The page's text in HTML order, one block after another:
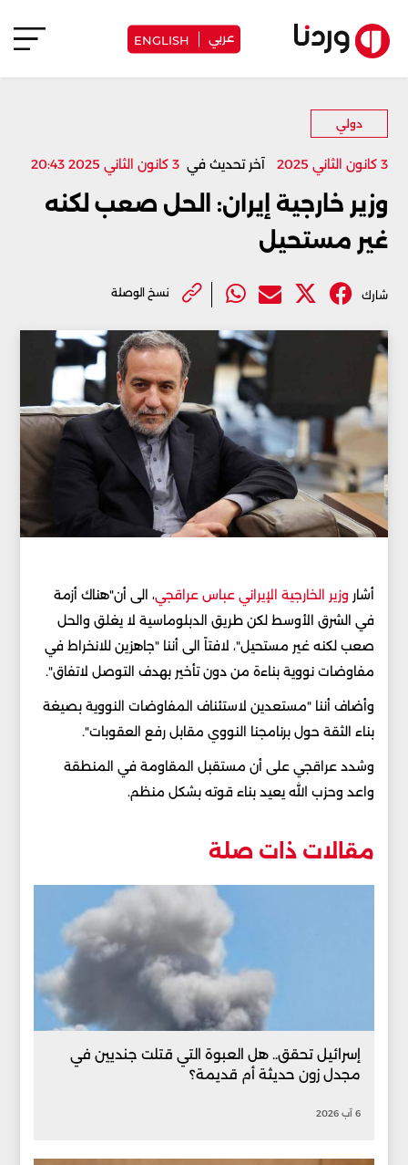
عربي ENGLISH
دولي
3 كانون الثاني 2025 آخر تحديث في 3 كانون الثاني 2025 20:43
وزير خارجية إيران: الحل صعب لكنه
غير مستحيل
شارك نسخ الوصلة
أشار وزير الخارجية الإيراني عباس عراقجي، الى أن"هناك أزمة
في الشرق الأوسط لكن طريق الدبلوماسية لا يغلق والحل
صعب لكنه غير مستحيل"، لافتاً الى أننا "جاهزين للانخراط في
مفاوضات نووية بناءة من دون تأخير بهدف التوصل لاتفاق".
وأضاف أننا "مستعدين لاستئناف المفاوضات النووية بصيغة
بناء الثقة حول برنامجنا النووي مقابل رفع العقوبات".
وشدد عراقجي على أن مستقبل المقاومة في المنطقة
واعد وحزب الله يعيد بناء قوته بشكل منظم.
مقالات ذات صلة
إسرائيل تحقق.. هل العبوة التي قتلت جنديين في
مجدل زون حديثة أم قديمة؟
6 آب 2026